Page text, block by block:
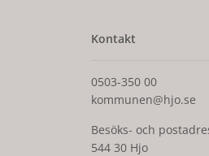
Kontakt
0503-350 00
kommunen@hjo.se
Besöks- och
544 30 Hjo